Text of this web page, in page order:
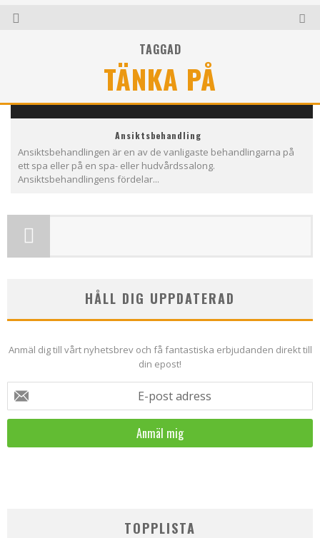
TAGGAD
TÄNKA PÅ
Ansiktsbehandling
Ansiktsbehandlingen är en av de vanligaste behandlingarna på
ett spa eller på en spa- eller hudvårdssalong.
Ansiktsbehandlingens fördelar...
HÅLL DIG UPPDATERAD
Anmäl dig till vårt nyhetsbrev och få fantastiska erbjudanden direkt till
din epost!
E-post adress
TOPPLISTA